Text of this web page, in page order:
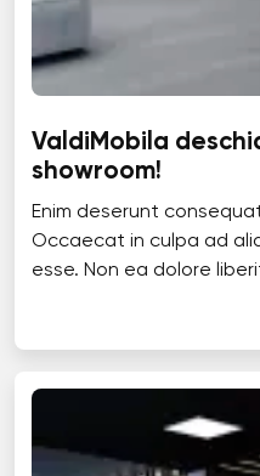
ValdiMobila
showroom!
Enim deserunt
Occaecat in culpa ad
esse. Non ea dolore